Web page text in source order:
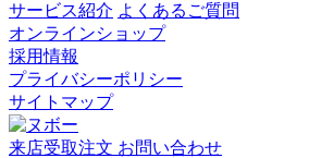
サービス紹介 よくあるご質問
オンラインショップ
採用情報
プライバシーポリシー
サイトマップ
来店受取注文 お問い合わせ